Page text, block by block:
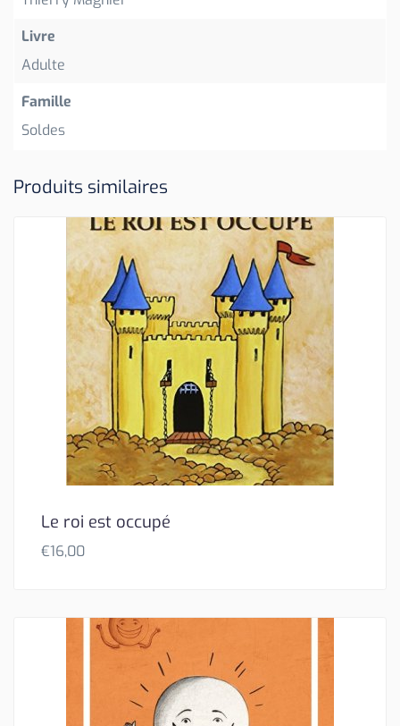
Livre
Adulte
Famille
Soldes
Produits similaires
Le roi est occupé
€16,00